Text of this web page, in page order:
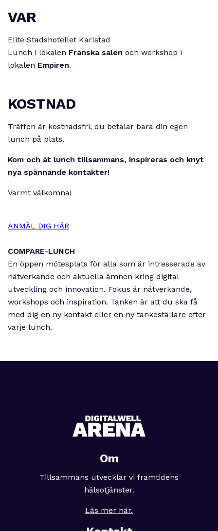
VAR
Elite Stadshotellet Karlstad
Lunch i lokalen Franska salen och workshop i
lokalen Empiren.
KOSTNAD
Träffen är kostnadsfri, du betalar bara din egen
lunch på plats.
Kom och ät lunch tillsammans, inspireras och knyt
nya spännande kontakter!
Varmt välkomna!
ANMÄL DIG HÄR
COMPARE-LUNCH
En öppen mötesplats för alla som är intresserade av
nätverkande och aktuella ämnen kring digital
utveckling och innovation. Fokus är nätverkande,
workshops och inspiration. Tanken är att du ska få
med dig en ny kontakt eller en ny tankeställare efter
varje lunch.
Om
Tillsammans utvecklar vi framtidens
hälsotjänster.
Läs mer här.